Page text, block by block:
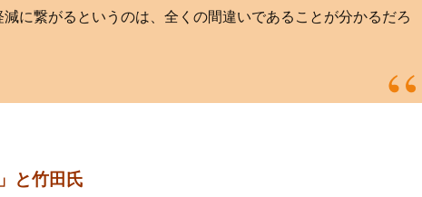
に繋がるというのは、全くの間違いであることが分かるだろ
と竹田氏